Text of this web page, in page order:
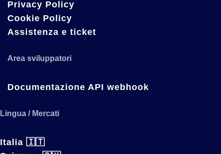
Privacy Policy
Cookie Policy
Assistenza e ticket
Area sviluppatori
Documentazione API webhook
Lingua / Mercati
Italia 🇮🇹